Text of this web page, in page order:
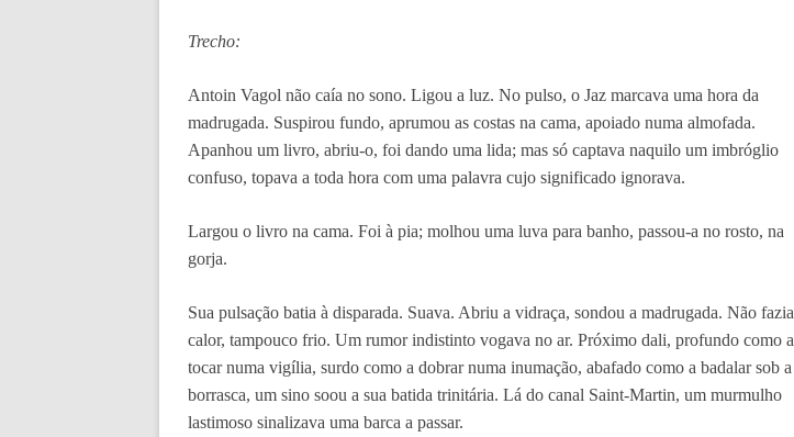
Trecho:
Antoin Vagol não caía no sono. Ligou a luz. No pulso, o Jaz marcava uma hora da
madrugada. Suspirou fundo, aprumou as costas na cama, apoiado numa almofada.
Apanhou um livro, abriu-o, foi dando uma lida; mas só captava naquilo um imbróglio
confuso, topava a toda hora com uma palavra cujo significado ignorava.
Largou o livro na cama. Foi à pia; molhou uma luva para banho, passou-a no rosto, na
gorja.
Sua pulsação batia à disparada. Suava. Abriu a vidraça, sondou a madrugada. Não fazia
calor, tampouco frio. Um rumor indistinto vogava no ar. Próximo dali, profundo como a
tocar numa vigília, surdo como a dobrar numa inumação, abafado como a badalar sob a
borrasca, um sino soou a sua batida trinitária. Lá do canal Saint-Martin, um murmulho
lastimoso sinalizava uma barca a passar.